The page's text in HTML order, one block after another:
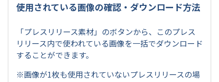
使用されている画像の確認・ダウンロード方法
「プレスリリース素材」のボタンから、このプレス
リリース内で使われている画像を一括でダウンロード
することができます。
※画像が1枚も使用されていないプレスリリースの場